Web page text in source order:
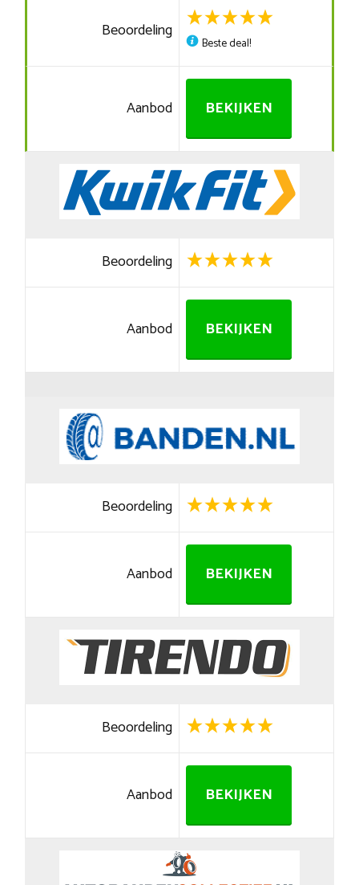
Beoordeling
Beste deal!
Aanbod BEKIJKEN
Beoordeling
Aanbod BEKIJKEN
Beoordeling
Aanbod BEKIJKEN
Beoordeling
Aanbod BEKIJKEN